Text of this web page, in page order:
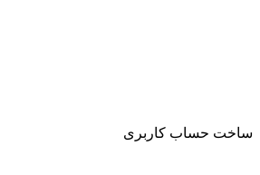
ساخت حساب کاربری